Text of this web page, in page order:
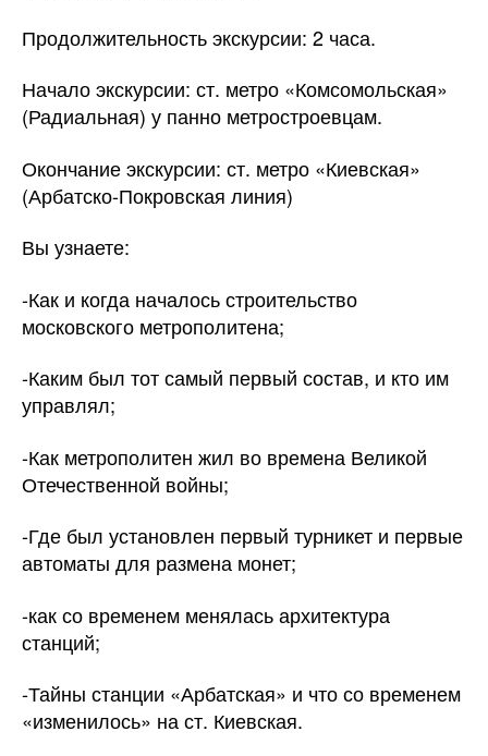
Продолжительность экскурсии: 2 часа.
Начало экскурсии: ст. метро «Комсомольская»
(Радиальная) у панно метростроевцам.
Окончание экскурсии: ст. метро «Киевская»
(Арбатско-Покровская линия)
Вы узнаете:
-Как и когда началось строительство
московского метрополитена;
-Каким был тот самый первый состав, и кто им
управлял;
-Как метрополитен жил во времена Великой
Отечественной войны;
-Где был установлен первый турникет и первые
автоматы для размена монет;
-как со временем менялась архитектура
станций;
-Тайны станции «Арбатская» и что со временем
«изменилось» на ст. Киевская.